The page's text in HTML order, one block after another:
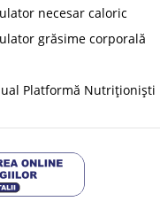
necesar caloric
grăsime corporală
Platformă Nutriționiști